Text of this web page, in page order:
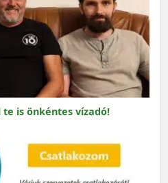
is önkéntes vízadó!